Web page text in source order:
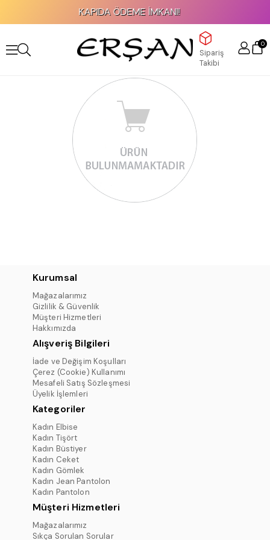
KAPIDA ÖDEME İMKANI!
Sipariş
Takibi
0
Kurumsal
Mağazalarımız
Gizlilik & Güvenlik
Müşteri Hizmetleri
Hakkımızda
Alışveriş Bilgileri
İade ve Değişim Koşulları
Çerez (Cookie) Kullanımı
Mesafeli Satış Sözleşmesi
Üyelik İşlemleri
Kategoriler
Kadın Elbise
Kadın Tişört
Kadın Büstiyer
Kadın Ceket
Kadın Gömlek
Kadın Jean Pantolon
Kadın Pantolon
Müşteri Hizmetleri
Mağazalarımız
Sıkça Sorulan Sorular